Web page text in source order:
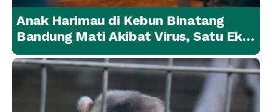
Anak Harimau di Kebun Binatang
Bandung Mati Akibat Virus, Satu Ekor
Lainnya Berangsur Membaik